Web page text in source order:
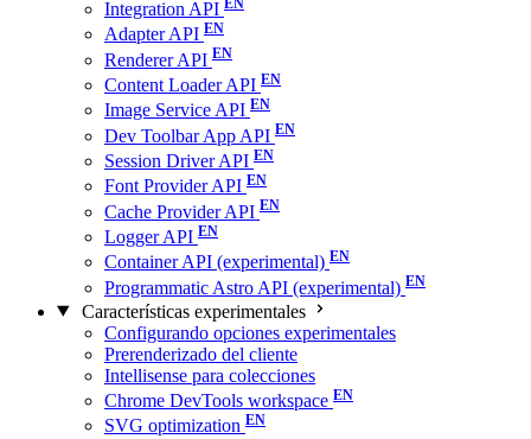
Integration API
Adapter API
Renderer API
Content Loader API
Image Service API
Dev Toolbar App API
Session Driver API
Font Provider API
Cache Provider API
Logger API
Container API (experimental)
Programmatic Astro API (experimental)
Características experimentales
Configurando opciones experimentales
Prerenderizado del cliente
Intellisense para colecciones
Chrome DevTools workspace
SVG optimization